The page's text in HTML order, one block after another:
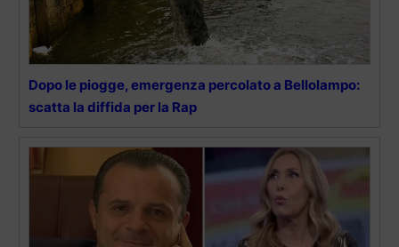
Dopo le piogge, emergenza percolato a Bellolampo:
scatta la diffida per la Rap